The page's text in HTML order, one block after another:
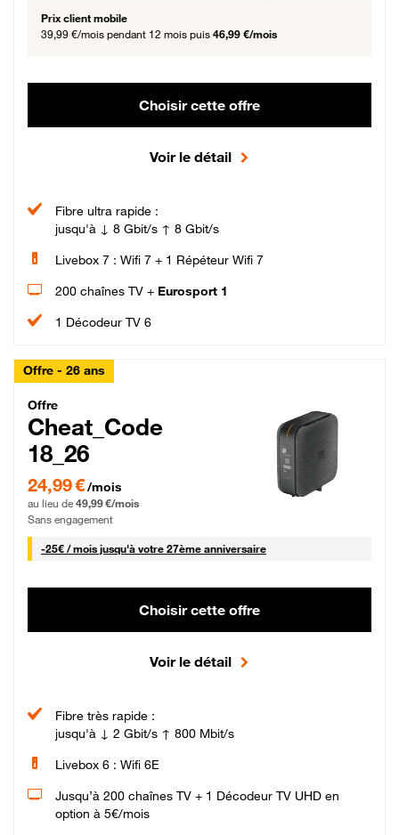
Prix client mobile
39,99 €/mois pendant 12 mois puis 46,99 €/mois
Choisir cette offre
Voir le détail
Fibre ultra rapide :
jusqu'à ↓ 8 Gbit/s ↑ 8 Gbit/s
Livebox 7 : Wifi 7 + 1 Répéteur Wifi 7
200 chaînes TV + Eurosport 1
1 Décodeur TV 6
Offre - 26 ans
Cheat_Code Fibre_18_26
Offre
Cheat_Code
18_26
24,99 € par mois pendant 0 mois puis 49,99 € par mois, Sans engagement
24,99 €/mois
au lieu de 49,99 €/mois
Sans engagement
-25€ / mois25 € par mois
jusqu'à votre 27ème anniversaire
Choisir cette offre
Voir le détail
Fibre très rapide :
jusqu'à ↓ 2 Gbit/s ↑ 800 Mbit/s
Livebox 6 : Wifi 6E
Jusqu’à 200 chaînes TV + 1 Décodeur TV UHD en
option à 5€/mois